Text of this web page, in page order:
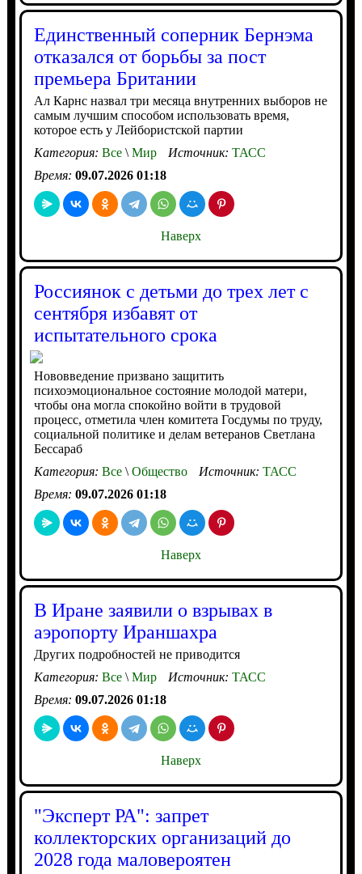
Единственный соперник Бернэма
отказался от борьбы за пост
премьера Британии
Ал Карнс назвал три месяца внутренних выборов не
самым лучшим способом использовать время,
которое есть у Лейбористской партии
Категория: Все\Мир Источник: ТАСС
Время: 09.07.2026 01:18
Наверх
Россиянок с детьми до трех лет с
сентября избавят от
испытательного срока
Нововведение призвано защитить
психоэмоциональное состояние молодой матери,
чтобы она могла спокойно войти в трудовой
процесс, отметила член комитета Госдумы по труду,
социальной политике и делам ветеранов Светлана
Бессараб
Категория: Все\Общество Источник: ТАСС
Время: 09.07.2026 01:18
Наверх
В Иране заявили о взрывах в
аэропорту Ираншахра
Других подробностей не приводится
Категория: Все\Мир Источник: ТАСС
Время: 09.07.2026 01:18
Наверх
"Эксперт РА": запрет
коллекторских организаций до
2028 года маловероятен